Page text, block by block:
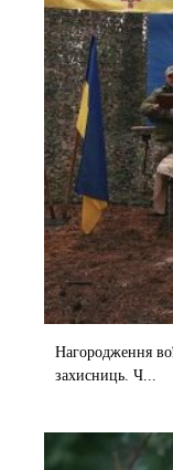
Нагородження
захисниць. Ч...